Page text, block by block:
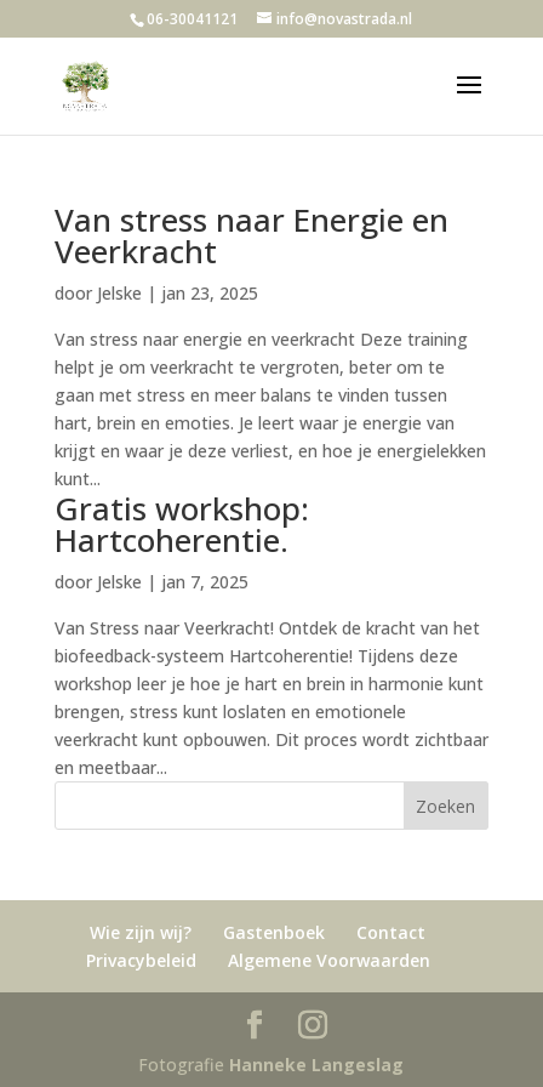
06-30041121 info@novastrada.nl
Van stress naar Energie en
Veerkracht
door Jelske | jan 23, 2025
Van stress naar energie en veerkracht Deze training
helpt je om veerkracht te vergroten, beter om te
gaan met stress en meer balans te vinden tussen
hart, brein en emoties. Je leert waar je energie van
krijgt en waar je deze verliest, en hoe je energielekken
kunt...
Gratis workshop:
Hartcoherentie.
door Jelske | jan 7, 2025
Van Stress naar Veerkracht! Ontdek de kracht van het
biofeedback-systeem Hartcoherentie! Tijdens deze
workshop leer je hoe je hart en brein in harmonie kunt
brengen, stress kunt loslaten en emotionele
veerkracht kunt opbouwen. Dit proces wordt zichtbaar
en meetbaar...
Wie zijn wij? Gastenboek
Contact
Privacybeleid
Algemene Voorwaarden
Fotografie Hanneke Langeslag